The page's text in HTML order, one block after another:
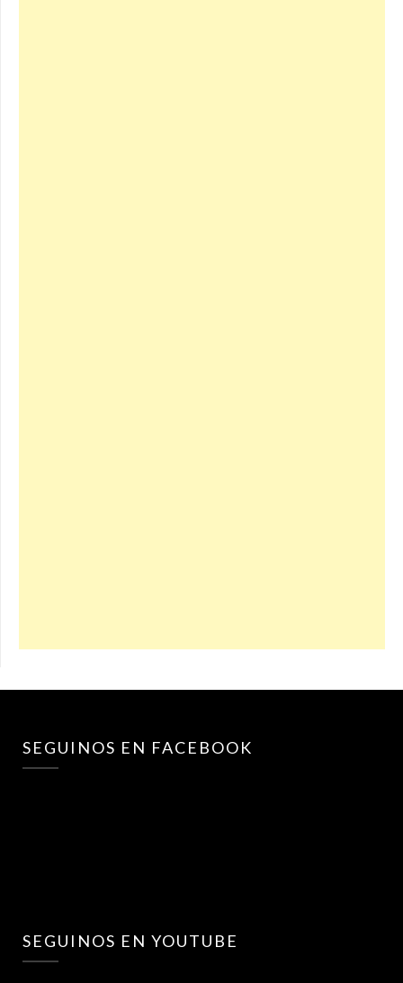
SEGUINOS EN FACEBOOK
SEGUINOS EN YOUTUBE